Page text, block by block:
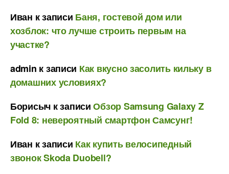
Иван к записи Баня, гостевой дом или
хозблок: что лучше строить первым на
участке?
admin к записи Как вкусно засолить кильку в
домашних условиях?
Борисыч к записиОбзор Samsung Galaxy Z
Fold 8: невероятный смартфон Самсунг!
Иван к записи Как купить велосипедный
звонок Skoda Duobell?